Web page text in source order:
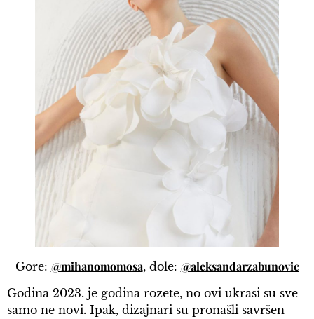
Gore: @mihanomomosa, dole: @aleksandarzabunovic
Godina 2023. je godina rozete, no ovi ukrasi su sve
samo ne novi. Ipak, dizajnari su pronašli savršen